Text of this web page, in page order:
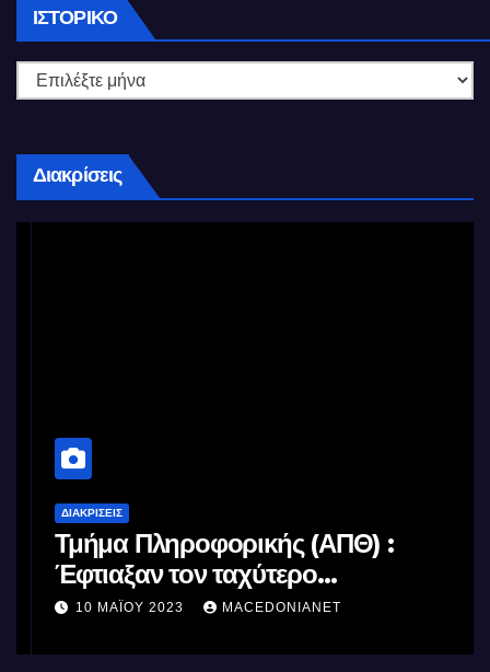
ΙΣΤΟΡΙΚΌ Ιστορικό
Διακρίσεις
ΔΙΑΚΡΊΣΕΙΣ
Τμήμα Πληροφορικής (ΑΠΘ) :
Έφτιαξαν τον ταχύτερο
επεξεργαστή AI στον κόσμο με τη
10 ΜΑΪ́ΟΥ 2023 MACEDONIANET